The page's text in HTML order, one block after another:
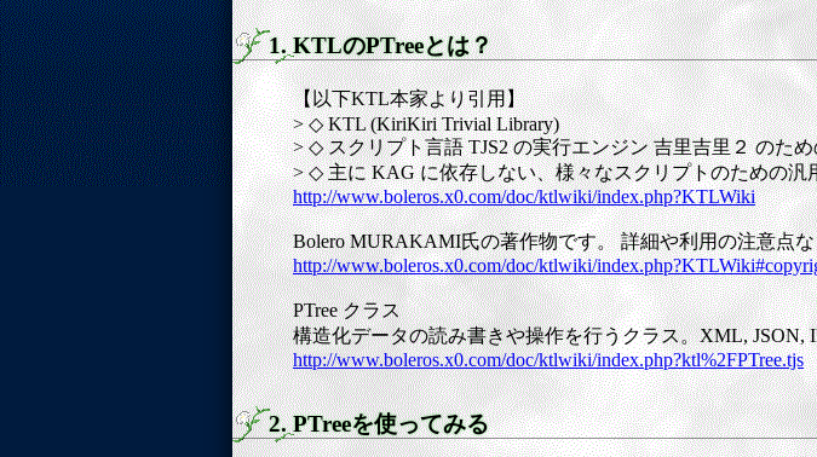
1. KTLのPTreeとは？
【以下KTL本家より引用】
> ◇ KTL (KiriKiri Trivial Library)
> ◇ スクリプト言語 TJS2 の実行エンジン 吉里吉里２ のた
> ◇ 主に KAG に依存しない、様々なスクリプトのための汎
http://www.boleros.x0.com/doc/ktlwiki/index.php?KTLWiki
Bolero MURAKAMI氏の著作物です。 詳細や利用の注意点
http://www.boleros.x0.com/doc/ktlwiki/
PTree クラス
構造化データの読み書きや操作を行うクラス。XML,
http://www.boleros.x0.com/doc/ktlwiki/index.php?ktl%2FPTree.tjs
2. PTreeを使ってみる